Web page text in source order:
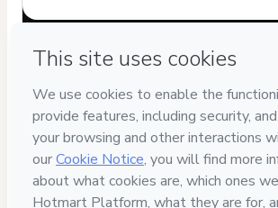
If you need to submit a request to our
provide the code below:
CKTID-K67319841Vzk3gba7d1-
Was your information autofill in? Click here
By clicking 'Buy Now' I declare that I (i)